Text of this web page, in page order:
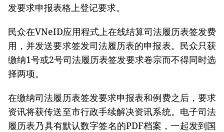
发要求申报表格上登记要求。
民众在VNeID应用程式上在线结算司法履历表签发费
用，并发送要求签发司法履历表的申报表。民众只获
缴纳1号或2号司法履历表签发要求卷宗而不得同时选
择两项。
在缴纳司法履历表签发要求申报表和例费之后，要求
资讯将获传送至市行政手续解决资讯系统。电子司法
履历表乃具有默认数字签名的PDF档案，一起发到国